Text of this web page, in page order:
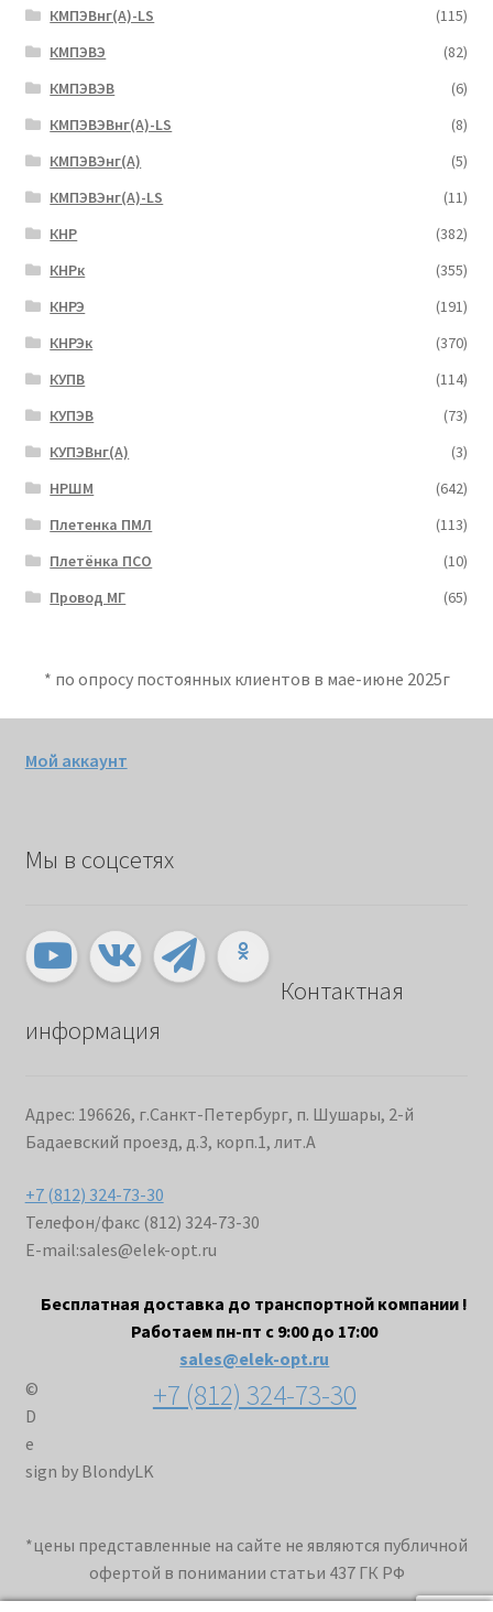
КМПЭВнг(А)-LS
(115)
КМПЭВЭ
(82)
КМПЭВЭВ
(6)
КМПЭВЭВнг(А)-LS
(8)
КМПЭВЭнг(А)
(5)
КМПЭВЭнг(А)-LS
(11)
КНР
(382)
КНРк
(355)
КНРЭ
(191)
КНРЭк
(370)
КУПВ
(114)
КУПЭВ
(73)
КУПЭВнг(А)
(3)
НРШМ
(642)
Плетенка ПМЛ
(113)
Плетёнка ПСО
(10)
Провод МГ
(65)
* по опросу постоянных клиентов в мае-июне 2025г
Мой аккаунт
Мы в соцсетях
Контактная
информация
Адрес: 196626, г.Санкт-Петербург, п. Шушары, 2-й
Бадаевский проезд, д.3, корп.1, лит.А
+7 (812) 324-73-30
Телефон/факс (812) 324-73-30
E-mail:sales@elek-opt.ru
Бесплатная доставка до транспортной компании !
Работаем пн-пт с 9:00 до 17:00
sales@elek-opt.ru
+7 (812) 324-73-30
©
D
e
sign by BlondyLK
*цены представленные на сайте не являются публичной
офертой в понимании статьи 437 ГК РФ